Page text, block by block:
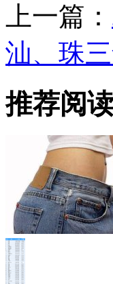
上一篇：
汕、珠
推荐阅